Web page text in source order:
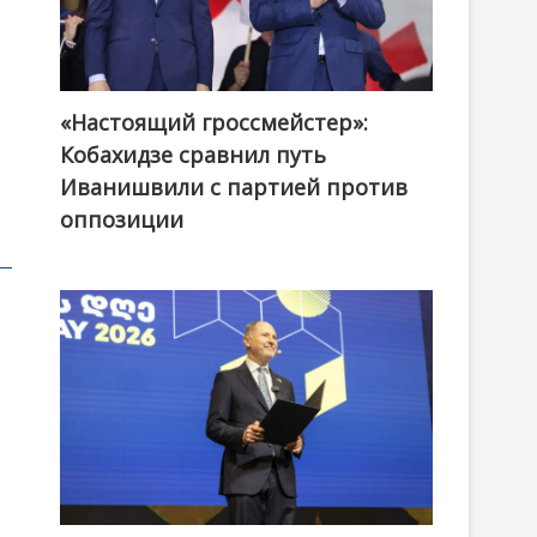
@ქართული ოცნება / Georgian Dream
«Настоящий гроссмейстер»:
Кобахидзе сравнил путь
Иванишвили с партией против
оппозиции